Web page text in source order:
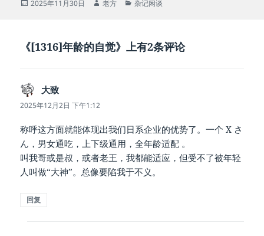
发
2025年11月30日
作
老方
分
杂记闲谈
《[1316]年龄的自觉》上有2条评论
大致
道：
2025年12月2日 下午1:12
称呼这方面就能体现出我们日系企业的优势了。一个 X さ
ん，男女通吃，上下级通用，全年龄适配 。
叫我哥或是叔，或者老王，我都能适应，但受不了被年轻
人叫做“大神”。总像要陷我于不义。
回复